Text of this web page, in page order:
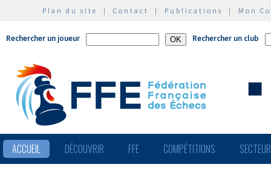
Plan du site | Contact | Publications | Mon
Rechercher un joueur Rechercher un club
ACCUEIL DÉCOUVRIR FFE COMPÉTITIONS